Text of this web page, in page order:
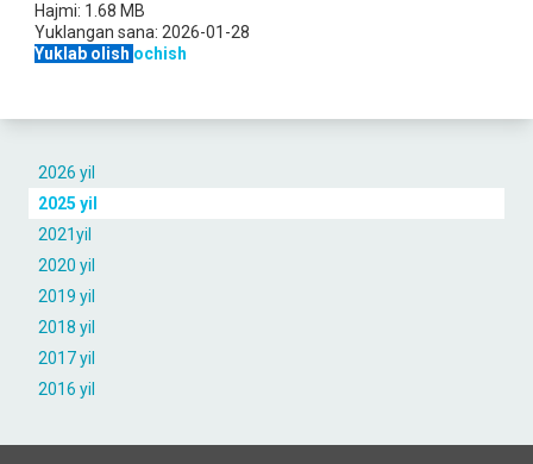
2026 yil
2025 yil
2021yil
2020 yil
2019 yil
2018 yil
2017 yil
2016 yil
Hajmi: 1.68 MB
Yuklangan sana: 2026-01-28
Yuklab olish ochish